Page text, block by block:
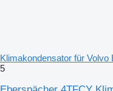
Klimakondensator für Volvo
5